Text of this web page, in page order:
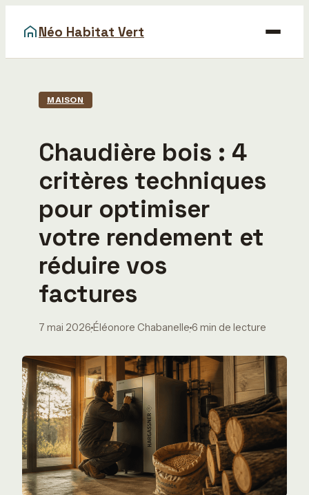
Néo Habitat Vert
Maison
Déco
Gastronomie
Immobilier
MAISON
Chaudière bois : 4
critères techniques
pour optimiser
votre rendement et
réduire vos
factures
7 mai 2026·Éléonore Chabanelle·6 min de lecture